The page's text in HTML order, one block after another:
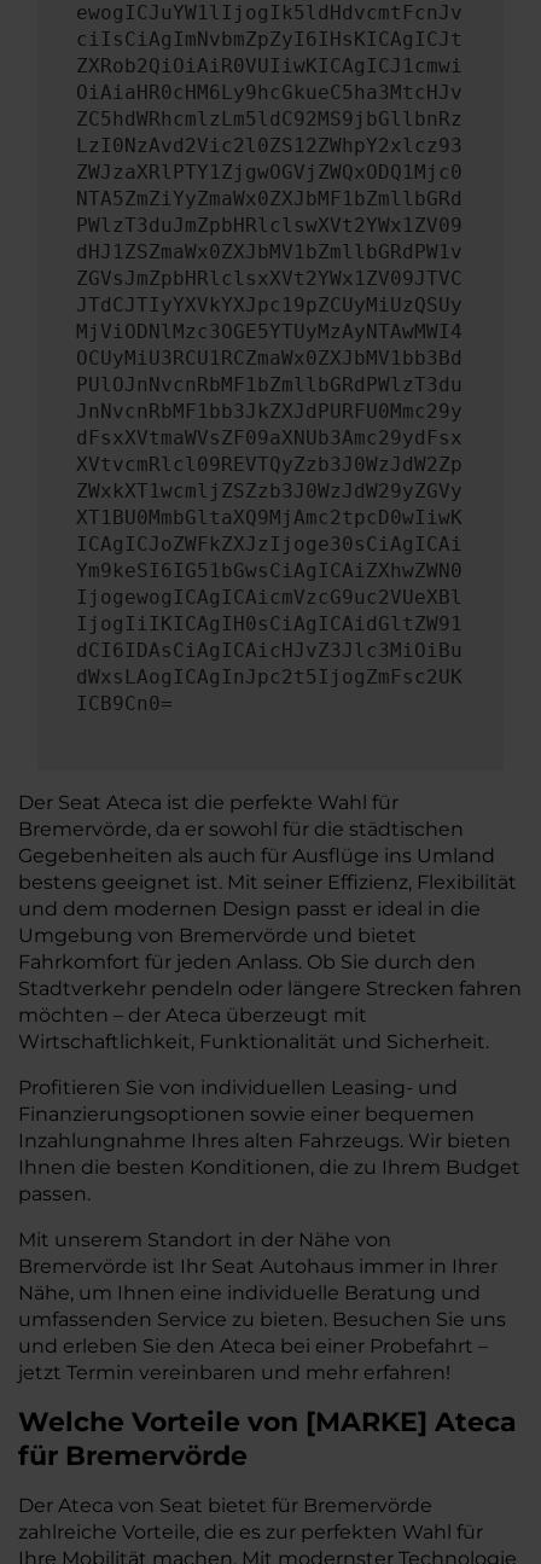
ewogICJuYW1lIjogIk5ldHdvcmtFcnJv
ciIsCiAgImNvbmZpZyI6IHsKICAgICJt
ZXRob2QiOiAiR0VUIiwKICAgICJ1cmwi
OiAiaHR0cHM6Ly9hcGkueC5ha3MtcHJv
ZC5hdWRhcmlzLm5ldC92MS9jbGllbnRz
LzI0NzAvd2Vic2l0ZS12ZWhpY2xlcz93
ZWJzaXRlPTY1ZjgwOGVjZWQxODQ1Mjc0
NTA5ZmZiYyZmaWx0ZXJbMF1bZmllbGRd
PWlzT3duJmZpbHRlclswXVt2YWx1ZV09
dHJ1ZSZmaWx0ZXJbMV1bZmllbGRdPW1v
ZGVsJmZpbHRlclsxXVt2YWx1ZV09JTVC
JTdCJTIyYXVkYXJpc19pZCUyMiUzQSUy
MjViODNlMzc3OGE5YTUyMzAyNTAwMWI4
OCUyMiU3RCU1RCZmaWx0ZXJbMV1bb3Bd
PUlOJnNvcnRbMF1bZmllbGRdPWlzT3du
JnNvcnRbMF1bb3JkZXJdPURFU0Mmc29y
dFsxXVtmaWVsZF09aXNUb3Amc29ydFsx
XVtvcmRlcl09REVTQyZzb3J0WzJdW2Zp
ZWxkXT1wcmljZSZzb3J0WzJdW29yZGVy
XT1BU0MmbGltaXQ9MjAmc2tpcD0wIiwK
ICAgICJoZWFkZXJzIjoge30sCiAgICAi
Ym9keSI6IG51bGwsCiAgICAiZXhwZWN0
IjogewogICAgICAicmVzcG9uc2VUeXBl
IjogIiIKICAgIH0sCiAgICAidGltZW91
dCI6IDAsCiAgICAicHJvZ3Jlc3MiOiBu
dWxsLAogICAgInJpc2t5IjogZmFsc2UK
ICB9Cn0=
Der Seat Ateca ist die perfekte Wahl für
Bremervörde, da er sowohl für die städtischen
Gegebenheiten als auch für Ausflüge ins Umland
bestens geeignet ist. Mit seiner Effizienz, Flexibilität
und dem modernen Design passt er ideal in die
Umgebung von Bremervörde und bietet
Fahrkomfort für jeden Anlass. Ob Sie durch den
Stadtverkehr pendeln oder längere Strecken fahren
möchten – der Ateca überzeugt mit
Wirtschaftlichkeit, Funktionalität und Sicherheit.
Profitieren Sie von individuellen Leasing- und
Finanzierungsoptionen sowie einer bequemen
Inzahlungnahme Ihres alten Fahrzeugs. Wir bieten
Ihnen die besten Konditionen, die zu Ihrem Budget
passen.
Mit unserem Standort in der Nähe von
Bremervörde ist Ihr Seat Autohaus immer in Ihrer
Nähe, um Ihnen eine individuelle Beratung und
umfassenden Service zu bieten. Besuchen Sie uns
und erleben Sie den Ateca bei einer Probefahrt –
jetzt Termin vereinbaren und mehr erfahren!
Welche Vorteile von [MARKE] Ateca
für Bremervörde
Der Ateca von Seat bietet für Bremervörde
zahlreiche Vorteile, die es zur perfekten Wahl für
Ihre Mobilität machen. Mit modernster Technologie